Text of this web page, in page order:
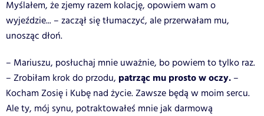
Myślałem, że zjemy razem kolację, opowiem wam o
wyjeździe... – zaczął się tłumaczyć, ale przerwałam mu,
unosząc dłoń.
– Mariuszu, posłuchaj mnie uważnie, bo powiem to tylko raz.
– Zrobiłam krok do przodu, patrząc mu prosto w oczy. –
Kocham Zosię i Kubę nad życie. Zawsze będą w moim sercu.
Ale ty, mój synu, potraktowałeś mnie jak darmową